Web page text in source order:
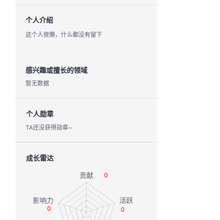
个人介绍
这个人很懒，什么都没有留下
感兴趣或擅长的领域
暂无数据
个人勋章
TA还没获得勋章~
成长雷达
0
0
0